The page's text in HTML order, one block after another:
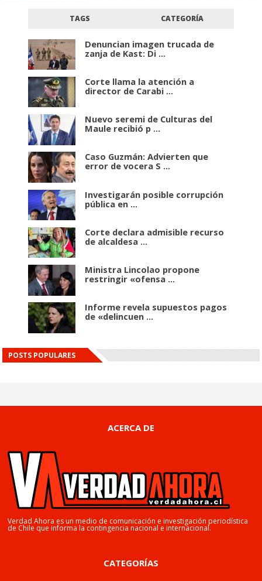
TAGS CATEGORÍA
Denuncian imagen trucada de
zanja de Kast: Di ...
Corte llama la atención a
director de Carabi ...
Nuevo seremi de Culturas del
Maule recibió p ...
Caso Guzmán: Advierten que
error de vocera S ...
Investigarán posible corrupción
pública en ...
Corte declara admisible recurso
de alcaldesa ...
Ministra Lincolao propone
restringir «ofensa ...
Informe revela supuestos pagos
de «delincuen ...
POSTS POPULARES
ACERCA DE
Verdad Ahora es un medio de comunicación e investigación periodística
de Chile que informa la contingencia nacional e internacional.
CATEGORÍAS